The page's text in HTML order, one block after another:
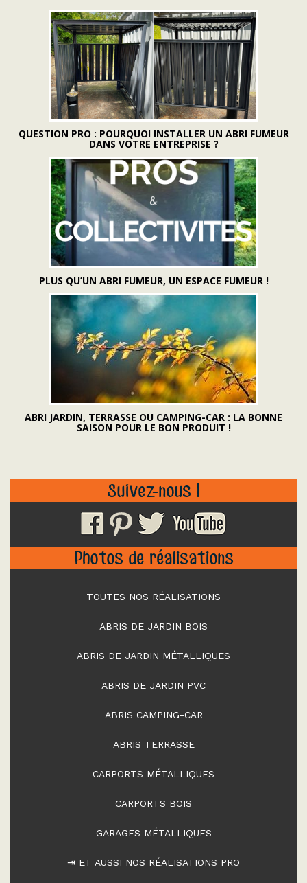
QUESTION PRO : POURQUOI INSTALLER UN ABRI FUMEUR
DANS VOTRE ENTREPRISE ?
PLUS QU’UN ABRI FUMEUR, UN ESPACE FUMEUR !
ABRI JARDIN, TERRASSE OU CAMPING-CAR : LA BONNE
SAISON POUR LE BON PRODUIT !
Suivez-nous !
Photos de réalisations
TOUTES NOS RÉALISATIONS
ABRIS DE JARDIN BOIS
ABRIS DE JARDIN MÉTALLIQUES
ABRIS DE JARDIN PVC
ABRIS CAMPING-CAR
ABRIS TERRASSE
CARPORTS MÉTALLIQUES
CARPORTS BOIS
GARAGES MÉTALLIQUES
⇥ ET AUSSI NOS RÉALISATIONS PRO